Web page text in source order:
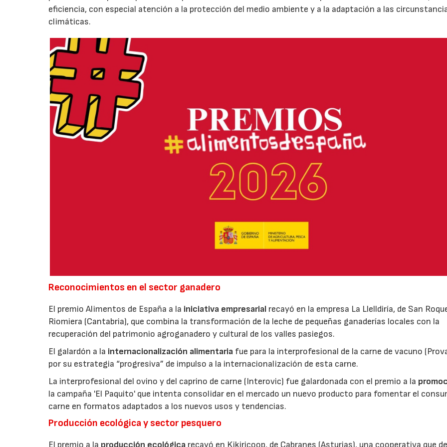
eficiencia, con especial atención a la protección del medio ambiente y a la adaptación a las
climáticas.
Reconocimientos en el sector ganadero
El premio Alimentos de España a la iniciativa empresarial recayó en la empresa La Llelldiría, de San
Riomiera (Cantabria), que combina la transformación de la leche de pequeñas ganaderías locales con la
recuperación del patrimonio agroganadero y cultural de los valles pasiegos.
El galardón a la internacionalización alimentaria fue para la interprofesional de la carne de vacuno
por su estrategia “progresiva” de impulso a la internacionalización de esta carne.
La interprofesional del ovino y del caprino de carne (Interovic) fue galardonada con el premio a la
la campaña 'El Paquito' que intenta consolidar en el mercado un nuevo producto para fomentar el
carne en formatos adaptados a los nuevos usos y tendencias.
Producción ecológica y sector pesquero
El premio a la producción ecológica recayó en Kikiricoop, de Cabranes (Asturias), una cooperativa que